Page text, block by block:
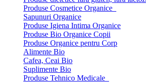
Produse Cosmetice Organice
Sapunuri Organice
Produse Igiena Intima Organice
Produse Bio Organice Copii
Produse Organice pentru Corp
Alimente Bio
Cafea, Ceai Bio
Suplimente Bio
Produse Tehnico Medicale